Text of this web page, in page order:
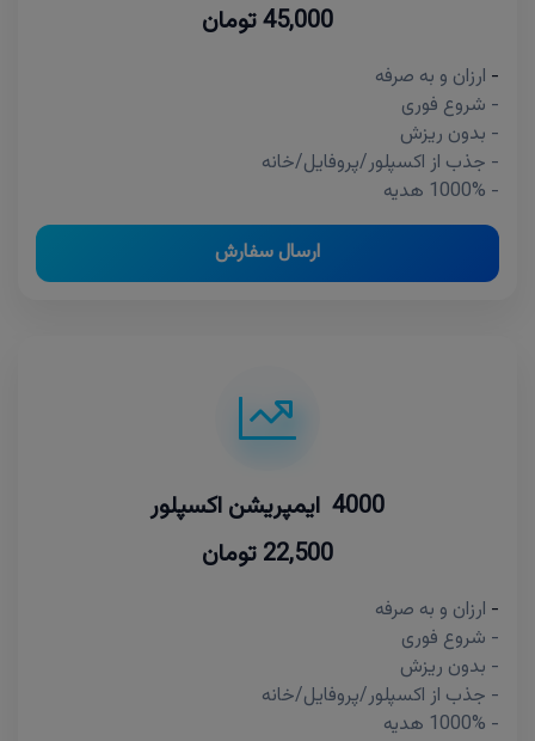
45,000 تومان
- ارزان و به صرفه
- شروع فوری
- بدون ریزش
- جذب از اکسپلور/پروفایل/خانه
- 1000% هدیه
ارسال سفارش
4000 ایمپریشن اکسپلور
22,500 تومان
- ارزان و به صرفه
- شروع فوری
- بدون ریزش
- جذب از اکسپلور/پروفایل/خانه
- 1000% هدیه